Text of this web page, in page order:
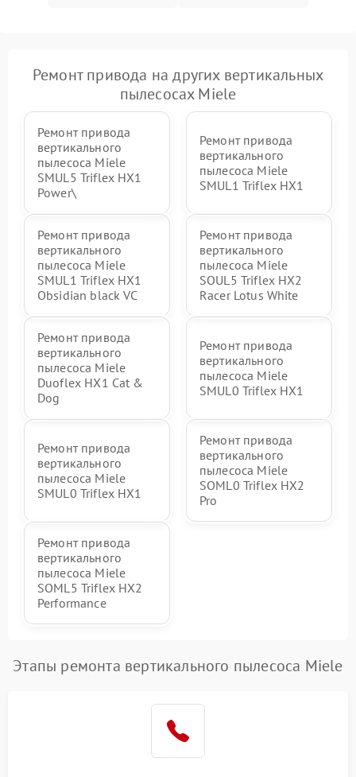
Ремонт привода на других вертикальных
пылесосах Miele
Ремонт привода
вертикального
пылесоса Miele
SMUL5 Triflex HX1
Power\
Ремонт привода
вертикального
пылесоса Miele
SMUL1 Triflex HX1
Ремонт привода
вертикального
пылесоса Miele
SMUL1 Triflex HX1
Obsidian black VC
Ремонт привода
вертикального
пылесоса Miele
SOUL5 Triflex HX2
Racer Lotus White
Ремонт привода
вертикального
пылесоса Miele
Duoflex HX1 Cat &
Dog
Ремонт привода
вертикального
пылесоса Miele
SMUL0 Triflex HX1
Ремонт привода
вертикального
пылесоса Miele
SMUL0 Triflex HX1
Ремонт привода
вертикального
пылесоса Miele
SOML0 Triflex HX2
Pro
Ремонт привода
вертикального
пылесоса Miele
SOML5 Triflex HX2
Performance
Этапы ремонта вертикального пылесоса Miele